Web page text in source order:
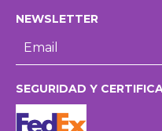
NEWSLETTER
SEGURIDAD Y